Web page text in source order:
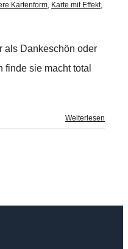
Kartenform, Karte mit Effekt,
als Dankeschön oder
sie macht total
Weiterlesen